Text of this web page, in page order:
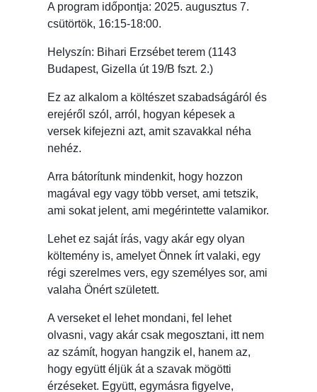
A program időpontja: 2025. augusztus 7.
csütörtök, 16:15-18:00.
Helyszín: Bihari Erzsébet terem (1143
Budapest, Gizella út 19/B fszt. 2.)
Ez az alkalom a költészet szabadságáról és
erejéről szól, arról, hogyan képesek a
versek kifejezni azt, amit szavakkal néha
nehéz.
Arra bátorítunk mindenkit, hogy hozzon
magával egy vagy több verset, ami tetszik,
ami sokat jelent, ami megérintette valamikor.
Lehet ez saját írás, vagy akár egy olyan
költemény is, amelyet Önnek írt valaki, egy
régi szerelmes vers, egy személyes sor, ami
valaha Önért született.
A verseket el lehet mondani, fel lehet
olvasni, vagy akár csak megosztani, itt nem
az számít, hogyan hangzik el, hanem az,
hogy együtt éljük át a szavak mögötti
érzéseket. Együtt, egymásra figyelve,